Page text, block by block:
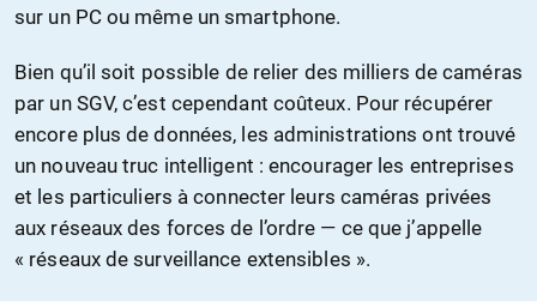
sur un PC ou même un smartphone.
Bien qu’il soit possible de relier des milliers de caméras
par un SGV, c’est cependant coûteux. Pour récupérer
encore plus de données, les administrations ont trouvé
un nouveau truc intelligent : encourager les entreprises
et les particuliers à connecter leurs caméras privées
aux réseaux des forces de l’ordre — ce que j’appelle
« réseaux de surveillance extensibles ».